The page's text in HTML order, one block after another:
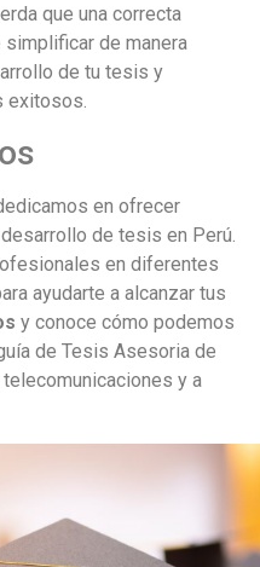
que una correcta
de manera
de tu tesis y
exitosos.
en ofrecer
de tesis en Perú.
en diferentes
ayudarte a alcanzar tus
y conoce cómo podemos
de Tesis Asesoria de
y a